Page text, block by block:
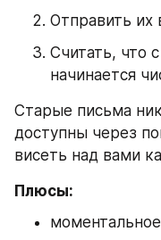
Отправить их
Считать, что
начинается
Старые письма
доступны через
висеть над вами
Плюсы: